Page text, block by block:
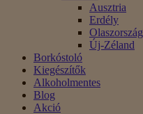
Ausztria
Erdély
Olaszország
Új-Zéland
Borkóstoló
Kiegészítők
Alkoholmentes
Blog
Akció